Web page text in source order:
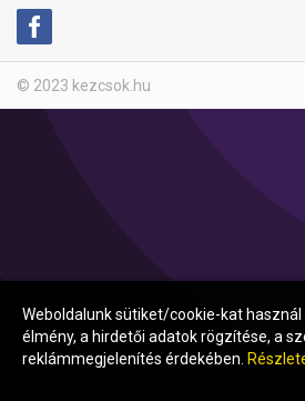
© 2023 kezcsok.hu
Weboldalunk sütiket/cookie-kat
élmény, a hirdetői adatok rögzítése, a
reklámmegjelenítés érdekében.